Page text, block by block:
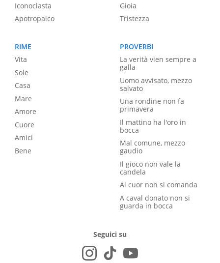
Iconoclasta
Apotropaico
Gioia
Tristezza
RIME
Vita
Sole
Casa
Mare
Amore
Cuore
Amici
Bene
PROVERBI
La verità vien sempre a
galla
Uomo avvisato, mezzo
salvato
Una rondine non fa
primavera
Il mattino ha l'oro in
bocca
Mal comune, mezzo
gaudio
Il gioco non vale la
candela
Al cuor non si comanda
A caval donato non si
guarda in bocca
Seguici su